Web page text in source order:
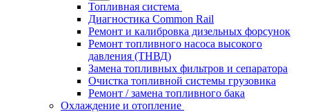
Топливная система
Диагностика Common Rail
Ремонт и калибровка дизельных форсунок
Ремонт топливного насоса высокого
давления (ТНВД)
Замена топливных фильтров и сепаратора
Очистка топливной системы грузовика
Ремонт / замена топливного бака
Охлаждение и отопление